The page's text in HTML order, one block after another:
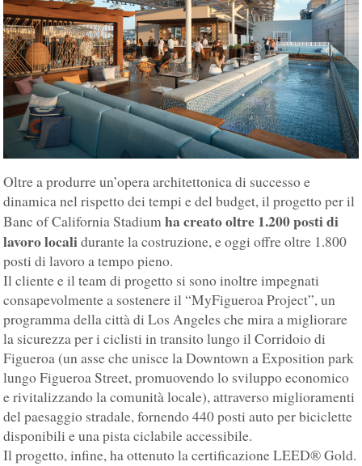
Oltre a produrre un’opera architettonica di successo e
dinamica nel rispetto dei tempi e del budget, il progetto per il
Banc of California Stadiumha creato oltre 1.200 posti di
lavoro localidurante la costruzione, e oggi offre oltre 1.800
posti di lavoro a tempo pieno.
Il cliente e il team di progetto si sono inoltre impegnati
consapevolmente a sostenere il “MyFigueroa Project”, un
programma della città di Los Angeles che mira a migliorare
la sicurezza per i ciclisti in transito lungo il Corridoio di
Figueroa (un asse che unisce la Downtown a Exposition park
lungo Figueroa Street, promuovendo lo sviluppo economico
e rivitalizzando la comunità locale), attraverso miglioramenti
del paesaggio stradale, fornendo 440 posti auto per biciclette
disponibili e una pista ciclabile accessibile.
Il progetto, infine, ha ottenuto la certificazione LEED® Gold.